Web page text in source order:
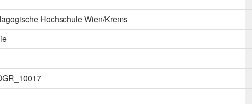
Hochschule Wien/Krems